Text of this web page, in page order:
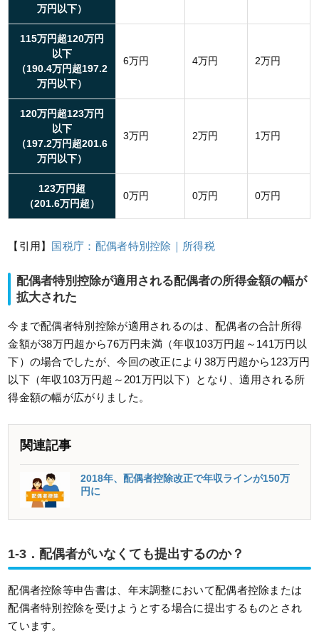
万円以下）
115万円超120万円
以下
（190.4万円超197.2
万円以下）
6万円 4万円 2万円
120万円超123万円
以下
（197.2万円超201.6
万円以下）
3万円 2万円 1万円
123万円超
（201.6万円超）
0万円 0万円 0万円
【引用】 国税庁：配偶者特別控除｜所得税
配偶者特別控除が適用される配偶者の所得金額の幅が
拡大された
今まで配偶者特別控除が適用されるのは、配偶者の合計所得
金額が38万円超から76万円未満（年収103万円超～141万円以
下）の場合でしたが、今回の改正により38万円超から123万円
以下（年収103万円超～201万円以下）となり、適用される所
得金額の幅が広がりました。
関連記事
2018年、配偶者控除改正で年収ラインが150万
円に
1-3．配偶者がいなくても提出するのか？
配偶者控除等申告書は、年末調整において配偶者控除または
配偶者特別控除を受けようとする場合に提出するものとされ
ています。